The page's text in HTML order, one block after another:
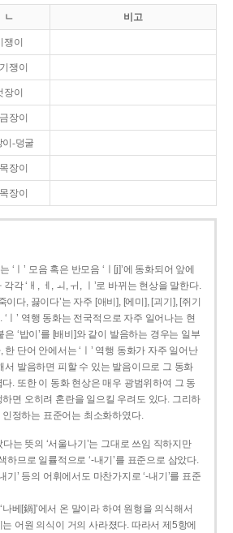
ㄴ 비고
쟁이
쟁이
장이
장이
이-덩굴
장이
장이
‘ㅣ’ 모음 혹은 반모음 ‘ㅣ[j]’에 동화되어 앞에
각각 ‘ㅐ, ㅔ, ㅚ, ㅟ, ㅣ’로 바뀌는 현상을 말한다.
이다, 끓이다’는 자주 [애비], [에미], [괴기], [쥐기
ㅣ’ 역행 동화는 전국적으로 자주 일어나는 현
‘밥이’를 [배비]와 같이 발음하는 경우는 일부
단어 안에서는 ‘ㅣ’ 역행 동화가 자주 일어난
서 발음하면 피할 수 있는 발음이므로 그 동화
. 또한 이 동화 현상은 매우 광범위하여 그 동
면 오히려 혼란을 일으킬 우려도 있다. 그리하
인정하는 표준어는 최소화하였다.
는 뜻의 ‘서울나기’는 그대로 쓰임 직하지만
하므로 일률적으로 ‘-내기’를 표준으로 삼았다.
기’ 등의 어휘에서도 마찬가지로 ‘-내기’를 표준
베[鍋]’에서 온 말이라 하여 원형을 의식해서
어원 의식이 거의 사라졌다. 따라서 제5항에